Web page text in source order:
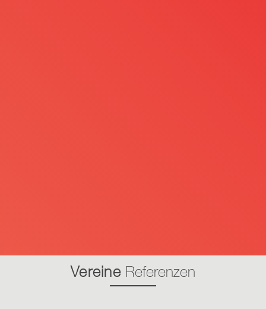
Vereine Referenzen